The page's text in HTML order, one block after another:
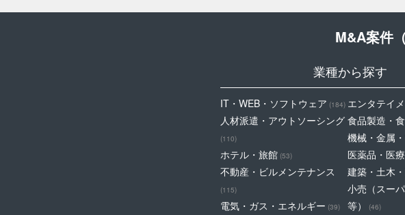
M&A案件
業種から探す
IT・WEB・ソフトウェア (184)
人材派遣・アウトソーシング
(110)
ホテル・旅館 (53)
不動産・ビルメンテナンス
(115)
電気・ガス・エネルギー (39)
エンタテイ
食品製造・
機械・金属
医薬品・医
建築・土木
小売（スー
等）
(46)